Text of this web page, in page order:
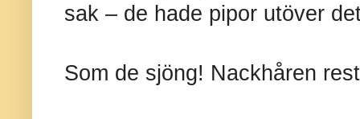
sak – de hade pipor utöver
Som de sjöng! Nackhåren